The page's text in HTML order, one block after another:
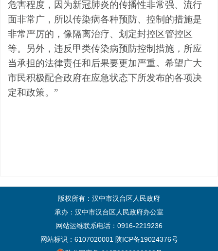
危害程度，因为新冠肺炎的传播性非常强、流行
面非常广，所以传染病各种预防、控制的措施是
非常严厉的，像隔离治疗、划定封控区管控区
等。另外，违反甲类传染病预防控制措施，所应
当承担的法律责任和后果要更加严重。希望广大
市民积极配合政府在应急状态下所发布的各项决
定和政策。”
版权所有：汉中市汉台区人民政府
承办：汉中市汉台区人民政府办公室
网站运维联系电话：0916-2219236
网站标识：6107020001 陕ICP备19024376号